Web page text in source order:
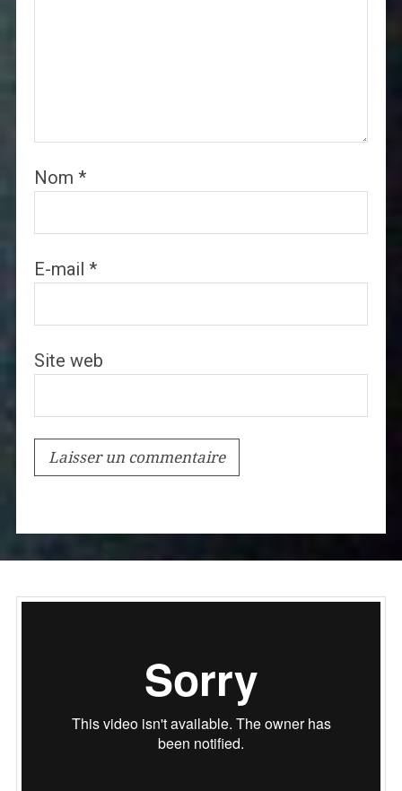
Nom *
E-mail *
Site web